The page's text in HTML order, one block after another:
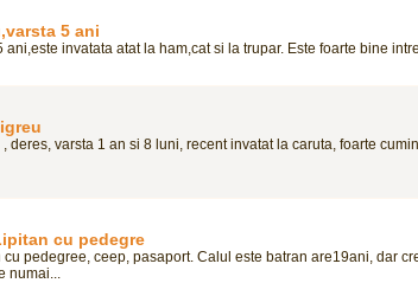
5 ani
invatata atat la ham,cat si la trupar. Este foarte bine
deres, varsta 1 an si 8 luni, recent invatat la caruta, foarte
cu pedegre
pedegree, ceep, pasaport. Calul este batran are19ani, dar